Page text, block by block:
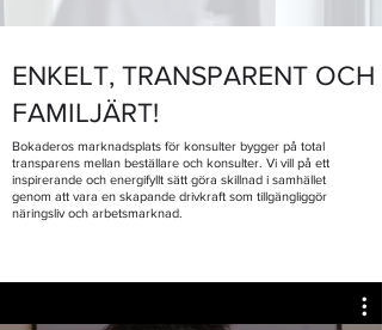
ENKELT, TRANSPARENT OCH
FAMILJÄRT!
Bokaderos marknadsplats för konsulter bygger på total
transparens mellan beställare och konsulter. Vi vill på ett
inspirerande och energifyllt sätt göra skillnad i samhället
genom att vara en skapande drivkraft som tillgängliggör
näringsliv och arbetsmarknad.